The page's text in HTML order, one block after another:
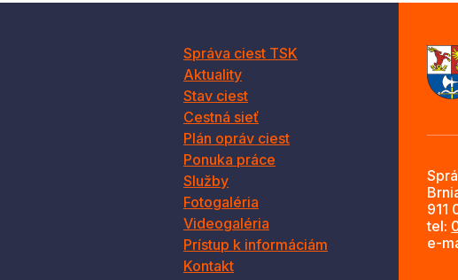
Správa ciest TSK
Aktuality
Stav ciest
Cestná sieť
Plán opráv ciest
Ponuka práce
Služby
Fotogaléria
Videogaléria
Prístup k informáciám
Kontakt
911
tel:
e-